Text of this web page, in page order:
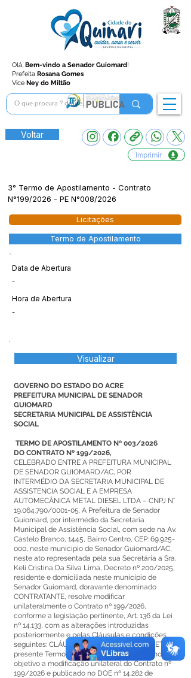
Olá, Bem-vindo a Senador Guiomard!
Prefeita Rosana Gomes
Vice Ney do Miltão
Voltar
Imprimir
3° Termo de Apostilamento - Contrato
N°199/2026 - PE N°008/2026
Licitações
Termo de Apostilamento
Data de Abertura
-
Hora de Abertura
-
Visualizar
GOVERNO DO ESTADO DO ACRE
PREFEITURA MUNICIPAL DE SENADOR
GUIOMARD
SECRETARIA MUNICIPAL DE ASSISTÊNCIA
SOCIAL
TERMO DE APOSTILAMENTO Nº 003/2026
DO CONTRATO Nº 199/2026,
CELEBRADO ENTRE A PREFEITURA MUNICIPAL
DE SENADOR GUIOMARD/AC, POR
INTERMÉDIO DA SECRETARIA MUNICIPAL DE
ASSISTENCIA SOCIAL E A EMPRESA
AUTOMECÂNICA METAL DIESEL LTDA – CNPJ N°
19.064.790/0001-05. A Prefeitura de Senador
Guiomard, por intermédio da Secretaria
Municipal de Assistência Social, com sede na Av.
Castelo Branco, 1445, Bairro Centro, CEP: 69.925-
000, neste município de Senador Guiomard/AC,
neste ato representada pela sua Secretária a Sra.
Keli Cristina Da Silva Lima, Decreto nº 200/2025,
residente e domiciliada neste município de
Senador Guiomard, doravante denominado
CONTRATANTE, resolve modificar
unilateralmente o Contrato nº 199/2026,
conforme a legislação pertinente, Art. 136 da Lei
nº 14.133, com as alterações introduzidas
posteriormente e pelas Cláusulas e condições
seguintes: CLÁUSULA PRIMEIRA – DO OBJETO O
presente Termo de Apostilamento tem como
objetivo a modificação unilateral do Contrato nº
199/2026 e publicado no DOE nº 14.282 de